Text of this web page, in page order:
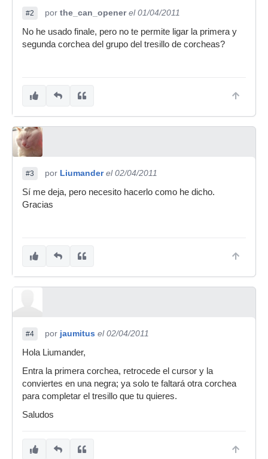
#2 por the_can_opener el 01/04/2011
No he usado finale, pero no te permite ligar la primera y
segunda corchea del grupo del tresillo de corcheas?
#3 por Liumander el 02/04/2011
Sí me deja, pero necesito hacerlo como he dicho.
Gracias
#4 por jaumitus el 02/04/2011
Hola Liumander,
Entra la primera corchea, retrocede el cursor y la
conviertes en una negra; ya solo te faltará otra corchea
para completar el tresillo que tu quieres.
Saludos